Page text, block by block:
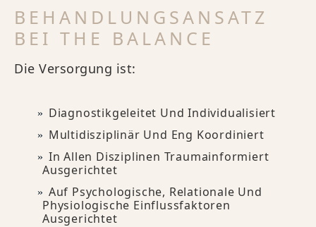
BEHANDLUNGSANSATZ
BEI THE BALANCE
Die Versorgung ist:
Diagnostikgeleitet Und Individualisiert
Multidisziplinär Und Eng Koordiniert
In Allen Disziplinen Traumainformiert
Ausgerichtet
Auf Psychologische, Relationale Und
Physiologische Einflussfaktoren
Ausgerichtet